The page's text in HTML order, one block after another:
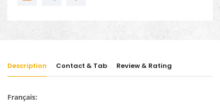
Description Contact & Tab Review & Rating
Français: